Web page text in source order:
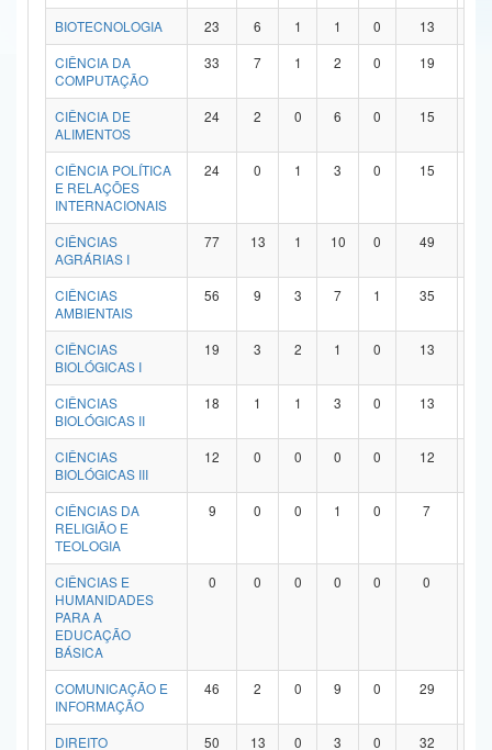
Advocacia-Geral da União
Banco Central do Brasil
BIOTECNOLOGIA
23 6 1 1 0 13
CIÊNCIA DA
COMPUTAÇÃO
33 7 1 2 0 19
CIÊNCIA DE
ALIMENTOS
24 2 0 6 0 15
CIÊNCIA POLÍTICA
E RELAÇÕES
INTERNACIONAIS
24 0 1 3 0 15
CIÊNCIAS
AGRÁRIAS I
77 13 1 10 0 49
CIÊNCIAS
AMBIENTAIS
56 9 3 7 1 35
CIÊNCIAS
BIOLÓGICAS I
19 3 2 1 0 13
CIÊNCIAS
BIOLÓGICAS II
18 1 1 3 0 13
CIÊNCIAS
BIOLÓGICAS III
12 0 0 0 0 12
CIÊNCIAS DA
RELIGIÃO E
TEOLOGIA
9 0 0 1 0 7
CIÊNCIAS E
HUMANIDADES
PARA A
EDUCAÇÃO
BÁSICA
0 0 0 0 0 0
COMUNICAÇÃO E
INFORMAÇÃO
46 2 0 9 0 29
DIREITO 50 13 0 3 0 32